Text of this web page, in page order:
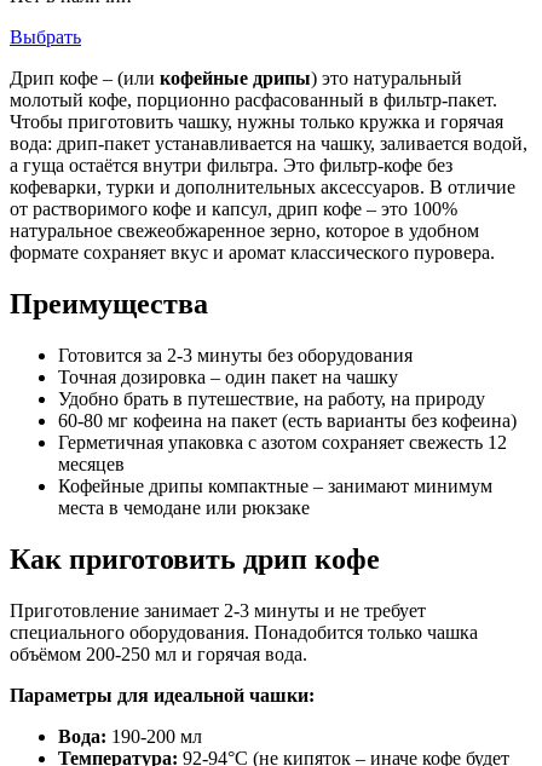
Выбрать
Дрип кофе – (или кофейные дрипы) это натуральный
молотый кофе, порционно расфасованный в фильтр-пакет.
Чтобы приготовить чашку, нужны только кружка и горячая
вода: дрип-пакет устанавливается на чашку, заливается водой,
а гуща остаётся внутри фильтра. Это фильтр-кофе без
кофеварки, турки и дополнительных аксессуаров. В отличие
от растворимого кофе и капсул, дрип кофе – это 100%
натуральное свежеобжаренное зерно, которое в удобном
формате сохраняет вкус и аромат классического пуровера.
Преимущества
Готовится за 2-3 минуты без оборудования
Точная дозировка – один пакет на чашку
Удобно брать в путешествие, на работу, на природу
60-80 мг кофеина на пакет (есть варианты без кофеина)
Герметичная упаковка с азотом сохраняет свежесть 12
месяцев
Кофейные дрипы компактные – занимают минимум
места в чемодане или рюкзаке
Как приготовить дрип кофе
Приготовление занимает 2-3 минуты и не требует
специального оборудования. Понадобится только чашка
объёмом 200-250 мл и горячая вода.
Параметры для идеальной чашки:
Вода: 190-200 мл
Температура: 92-94°C (не кипяток – иначе кофе будет